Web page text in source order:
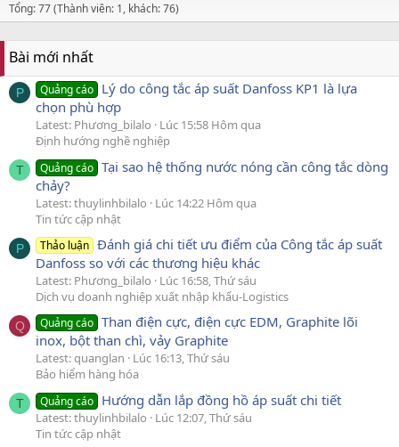
Tổng: 77 (Thành viên: 1, khách: 76)
Bài mới nhất
P Quảng cáo Lý do công tắc áp suất Danfoss KP1 là lựa
chọn phù hợp
Latest: Phương_bilalo
Lúc 15:58 Hôm qua
Định hướng nghề nghiệp
T Quảng cáo Tại sao hệ thống nước nóng cần công tắc dòng
chảy?
Latest: thuylinhbilalo
Lúc 14:22 Hôm qua
Tin tức cập nhật
P Thảo luận Đánh giá chi tiết ưu điểm của Công tắc áp suất
Danfoss so với các thương hiệu khác
Latest: Phương_bilalo
Lúc 16:58, Thứ sáu
Dịch vụ doanh nghiệp xuất nhập khẩu-Logistics
Q Quảng cáo Than điện cực, điện cực EDM, Graphite lõi
inox, bột than chì, vảy Graphite
Latest: quanglan
Lúc 16:13, Thứ sáu
Bảo hiểm hàng hóa
T Quảng cáo Hướng dẫn lắp đồng hồ áp suất chi tiết
Latest: thuylinhbilalo
Lúc 12:07, Thứ sáu
Tin tức cập nhật